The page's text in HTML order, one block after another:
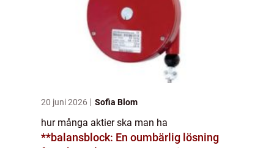
20 juni 2026 Sofia Blom
hur många aktier ska man ha
**balansblock: En oumbärlig lösning